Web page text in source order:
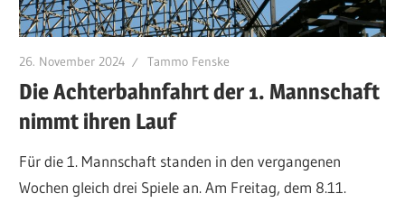
26. November 2024 Tammo Fenske
Die Achterbahnfahrt der 1. Mannschaft
nimmt ihren Lauf
Für die 1. Mannschaft standen in den vergangenen
Wochen gleich drei Spiele an. Am Freitag, dem 8.11.